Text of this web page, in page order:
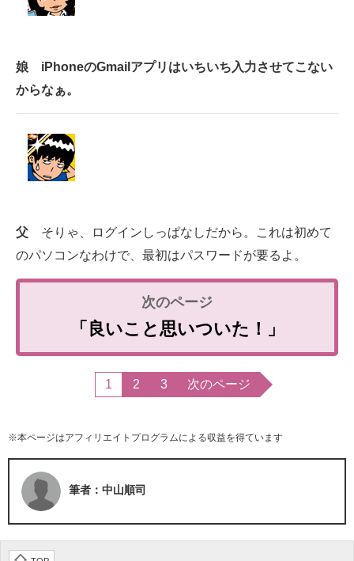
娘
iPhoneのGmailアプリはいちいち入力させてこない
からなぁ。
父 そりゃ、ログインしっぱなしだから。これは初めて
のパソコンなわけで、最初はパスワードが要るよ。
「良いこと思いついた！」
1 2 3 次のページ
※本ページはアフィリエイトプログラムによる収益を得ています
筆者：中山順司